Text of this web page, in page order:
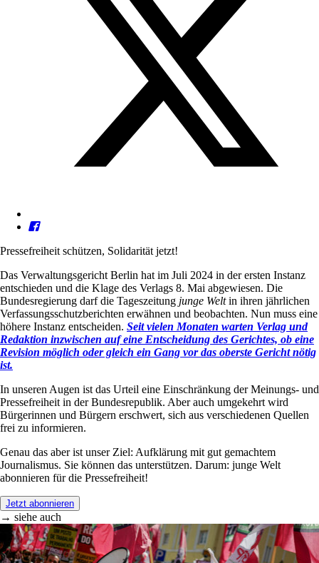
Pressefreiheit schützen, Solidarität jetzt!
Das Verwaltungsgericht Berlin hat im Juli 2024 in der ersten Instanz
entschieden und die Klage des Verlags 8. Mai abgewiesen. Die
Bundesregierung darf die Tageszeitung junge Weltin ihren jährlichen
Verfassungsschutzberichten erwähnen und beobachten. Nun muss eine
höhere Instanz entscheiden. Seit vielen Monaten warten Verlag und
Redaktion inzwischen auf eine Entscheidung des Gerichtes, ob eine
Revision möglich oder gleich ein Gang vor das oberste Gericht nötig
ist.
In unseren Augen ist das Urteil eine Einschränkung der Meinungs- und
Pressefreiheit in der Bundesrepublik. Aber auch umgekehrt wird
Bürgerinnen und Bürgern erschwert, sich aus verschiedenen Quellen
frei zu informieren.
Genau das aber ist unser Ziel: Aufklärung mit gut gemachtem
Journalismus. Sie können das unterstützen. Darum: junge Welt
abonnieren für die Pressefreiheit!
Jetzt abonnieren
→ siehe auch